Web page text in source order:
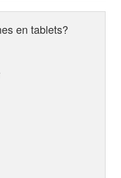
en tablets?